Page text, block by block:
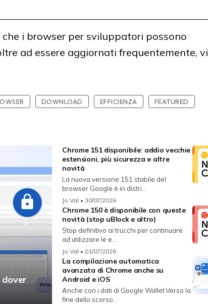
i browser per sviluppatori possono
ad essere aggiornati frequentemente, vi
DOWNLOAD EFFICIENZA
FEATURED
dover
Chrome 151 disponibile: addio vecchie
estensioni, più sicurezza e altre
novità
La nuova versione 151 stabile del
browser Google è in distri...
Jo Val • 30/07/2026
Chrome 150 è disponibile con queste
novità (stop uBlock e altro)
Stop definitivo ai trucchi per continuare
ad utilizzare le e...
Jo Val • 01/07/2026
La compilazione automatica
avanzata di Chrome anche su
Android e iOS
Anche con i dati di Google Wallet.Verso la
fine dello scorso...